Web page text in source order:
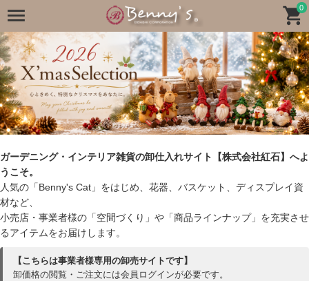
0
ガーデニング・インテリア雑貨の卸仕入れサイト【株式会社紅石】へよ
うこそ。
人気の「Benny's Cat」をはじめ、花器、バスケット、ディスプレイ資
材など、
小売店・事業者様の「空間づくり」や「商品ラインナップ」を充実させ
るアイテムをお届けします。
【こちらは事業者様専用の卸売サイトです】
卸価格の閲覧・ご注文には会員ログインが必要です。